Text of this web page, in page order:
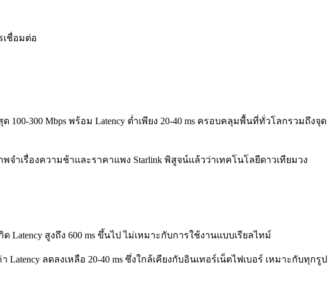
เชื่อมต่อ
100-300 Mbps พร้อม Latency ต่ำเพียง 20-40 ms ครอบคลุมพื้นที่ทั่วโลกรวมถึงจุด
จำเรื่องความช้าและราคาแพง Starlink พิสูจน์แล้วว่าเทคโนโลยีดาวเทียมวง
สูงถึง 600 ms ขึ้นไป ไม่เหมาะกับการใช้งานแบบเรียลไทม์
ลดลงเหลือ 20-40 ms ซึ่งใกล้เคียงกับอินเทอร์เน็ตไฟเบอร์ เหมาะกับทุกรูป